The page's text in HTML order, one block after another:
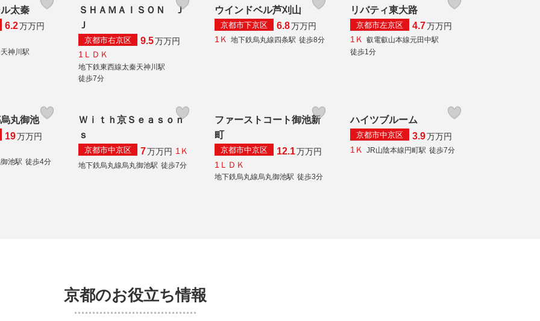
太秦
6.2万万円
神川駅
ＳＨＡＭＡＩＳＯＮ Ｊ
Ｊ
京都市右京区 9.5万万円
1ＬＤＫ
地下鉄東西線太秦天神川駅
徒歩7分
ウインドベル芦刈山
京都市下京区 6.8万万円
1Ｋ 地下鉄烏丸線四条駅 徒歩8分
リバティ東大路
京都市左京区 4.7万万円
1Ｋ 叡電叡山本線元田中駅
徒歩1分
丸御池
19万万円
池駅 徒歩4分
Ｗｉｔｈ京Ｓｅａｓｏｎ
ｓ
京都市中京区 7万万円 1Ｋ
地下鉄烏丸線烏丸御池駅 徒歩7分
ファーストコート御池新
町
京都市中京区 12.1万万円
1ＬＤＫ
地下鉄烏丸線烏丸御池駅 徒歩3分
ハイツブルーム
京都市中京区 3.9万万円
1Ｋ
JR山陰本線円町駅 徒歩7分
京都のお役立ち情報